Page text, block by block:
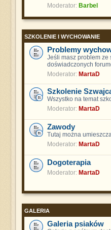
Moderator: Barbel
SZKOLENIE I WYCHOWANIE
Problemy
Jeśli masz problem
doświadczonych
Moderator: MartaD
Szkolenie
Wszystko na temat
Moderator: MartaD
Zawody
Tutaj można
Moderator: MartaD
Dogoterapia
Moderator: MartaD
GALERIA
Galeria psiaków